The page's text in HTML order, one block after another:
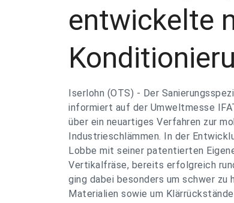
entwickelte
Iserlohn (OTS) - Der
informiert auf der Umweltmesse
über ein neuartiges Verfahren zur
Industrieschlämmen. In der
Lobbe mit seiner patentierten
Vertikalfräse, bereits erfolgreich
ging dabei besonders um schwer zu
Materialien sowie um